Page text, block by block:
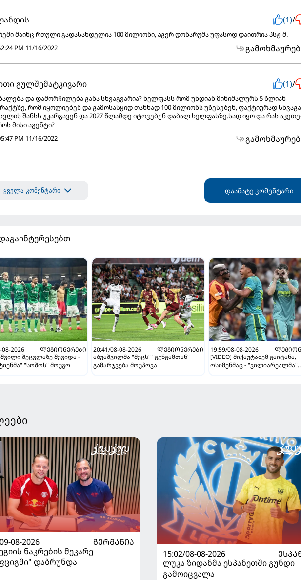
(1)/
მაინც რთული გადასახდელია 100 მილიონი, აგერ დონარუმა უფასოდ დაითრია პსჟ-მ.
PM 11/16/2022
გულშემატკივარი (1)/
და დამორჩილება განა სხვაგვარია? ხელფასს რომ უხდიან მინიმალურს 5 წლიან
რომ იყოლიებენ და გამოსასყიდ თანხად 100 მილიონს უწესებენ, ფაქტიურად
შანსს უკარგავენ და 2027 წლამდე იტოვებენ დაბალ ხელფასზე.სად იყო და რას
მისი აგენტი?
PM 11/16/2022
ყველა კომენტარი დაამატე კომენტარი
08-2026
ᲚᲔᲒᲘᲝᲜᲔᲠᲔᲑᲘ
შეცვლაზე შევიდა -
"სოშოს" მოუგო
20:41/08-08-2026
ᲚᲔᲒᲘᲝᲜᲔᲠᲔᲑᲘ
აბუაშვილმა "მეცს" "გენგამთან"
გამარჯვება მოუპოვა
19:59/08-08-2026
[VIDEO] მიქაუტაძემ გაიტანა,
ოსიმენმაც - "ვილიარეალმა"
08-2026
ᲒᲔᲠᲛᲐᲜᲘᲐ
ნაკრების მეკარე
დაბრუნდა
15:02/08-08-2026
ლუკა ზიდანმა ესპანეთში გუნდი
გამოიცვალა